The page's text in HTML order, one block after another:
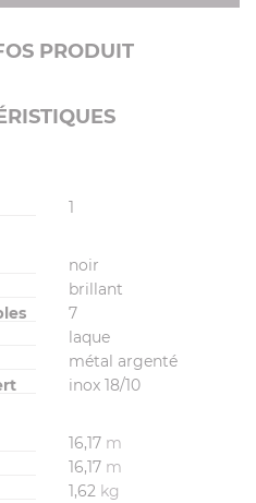
PRODUIT
1
noir
brillant
7
laque
métal argenté
inox 18/10
16,17 m
16,17 m
1,62 kg